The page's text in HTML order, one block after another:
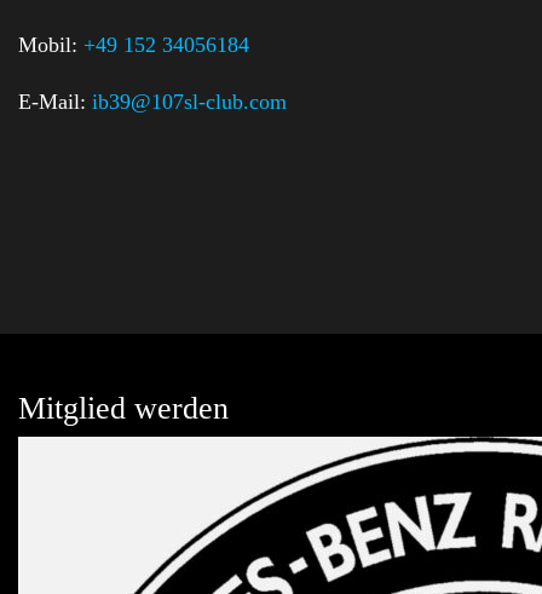
Mobil: +49 152 34056184
E-Mail: ib39@107sl-club.com
Mitglied werden